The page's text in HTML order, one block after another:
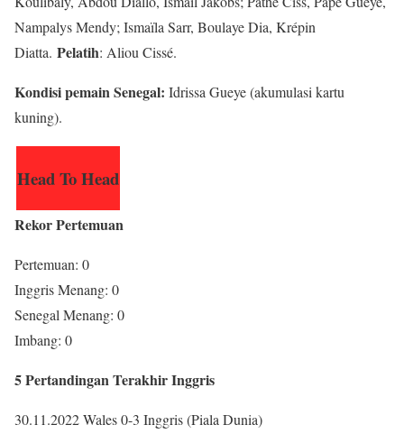
Nampalys Mendy; Ismaïla Sarr, Boulaye Dia, Krépin
Diatta. Pelatih: Aliou Cissé.
Kondisi pemain Senegal: Idrissa Gueye (akumulasi kartu
kuning).
Head To Head
Rekor Pertemuan
Pertemuan: 0
Inggris Menang: 0
Senegal Menang: 0
Imbang: 0
5 Pertandingan Terakhir Inggris
30.11.2022 Wales 0-3 Inggris (Piala Dunia)